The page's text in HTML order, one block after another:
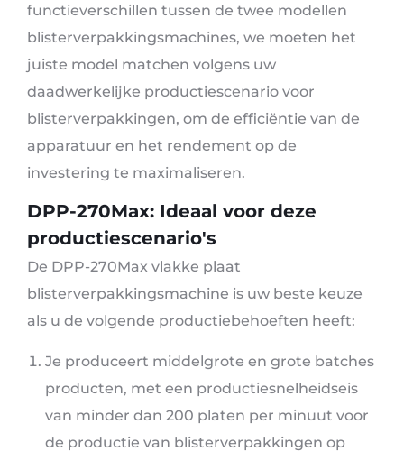
functieverschillen tussen de twee modellen
blisterverpakkingsmachines, we moeten het
juiste model matchen volgens uw
daadwerkelijke productiescenario voor
blisterverpakkingen, om de efficiëntie van de
apparatuur en het rendement op de
investering te maximaliseren.
DPP-270Max: Ideaal voor deze
productiescenario's
De DPP-270Max vlakke plaat
blisterverpakkingsmachine is uw beste keuze
als u de volgende productiebehoeften heeft:
Je produceert middelgrote en grote batches
producten, met een productiesnelheidseis
van minder dan 200 platen per minuut voor
de productie van blisterverpakkingen op